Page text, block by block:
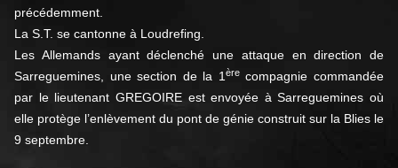
précédemment.
La S.T. se cantonne à Loudrefing.
Les Allemands ayant déclenché une attaque en direction de
Sarreguemines, une section de la 1 èrecompagnie commandée
par le lieutenant GREGOIRE est envoyée à Sarreguemines où
elle protège l’enlèvement du pont de génie construit sur la Blies le
9 septembre.